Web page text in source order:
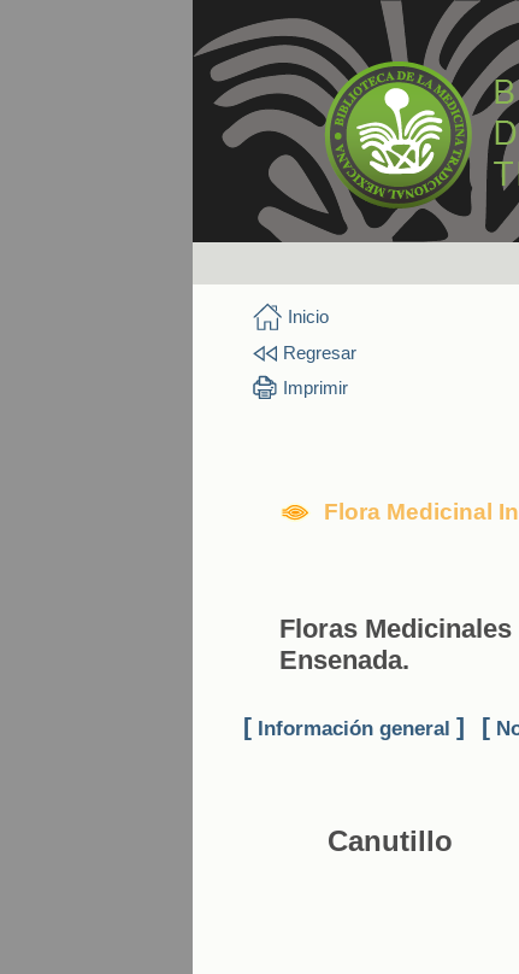
Inicio
Regresar
Imprimir
Flora Medicinal
Floras
Ensenada.
[ Información general ] [
Canutillo